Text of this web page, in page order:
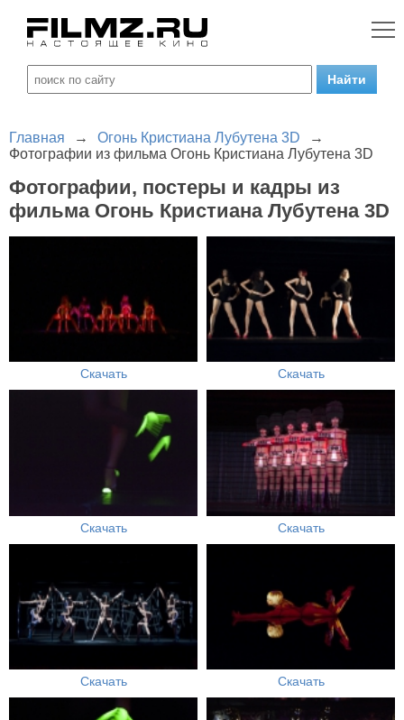
Главная → Огонь Кристиана Лубутена 3D
→
Фотографии из фильма Огонь Кристиана Лубутена 3D
Фотографии, постеры и кадры из
фильма Огонь Кристиана Лубутена 3D
Скачать Скачать
Скачать Скачать
Скачать Скачать